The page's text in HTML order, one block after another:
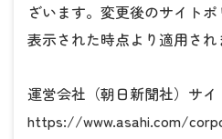
ざいます。変更後のサイト
表示された時点より適用され
運営会社（朝日新聞社）サイ
https://www.asahi.com/